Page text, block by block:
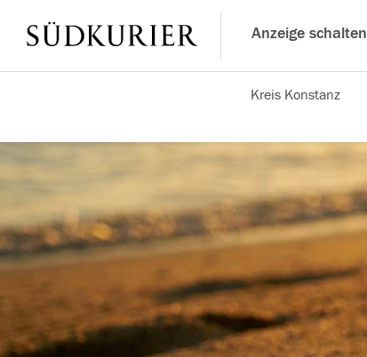
Anzeige schalten
Kreis Konstanz